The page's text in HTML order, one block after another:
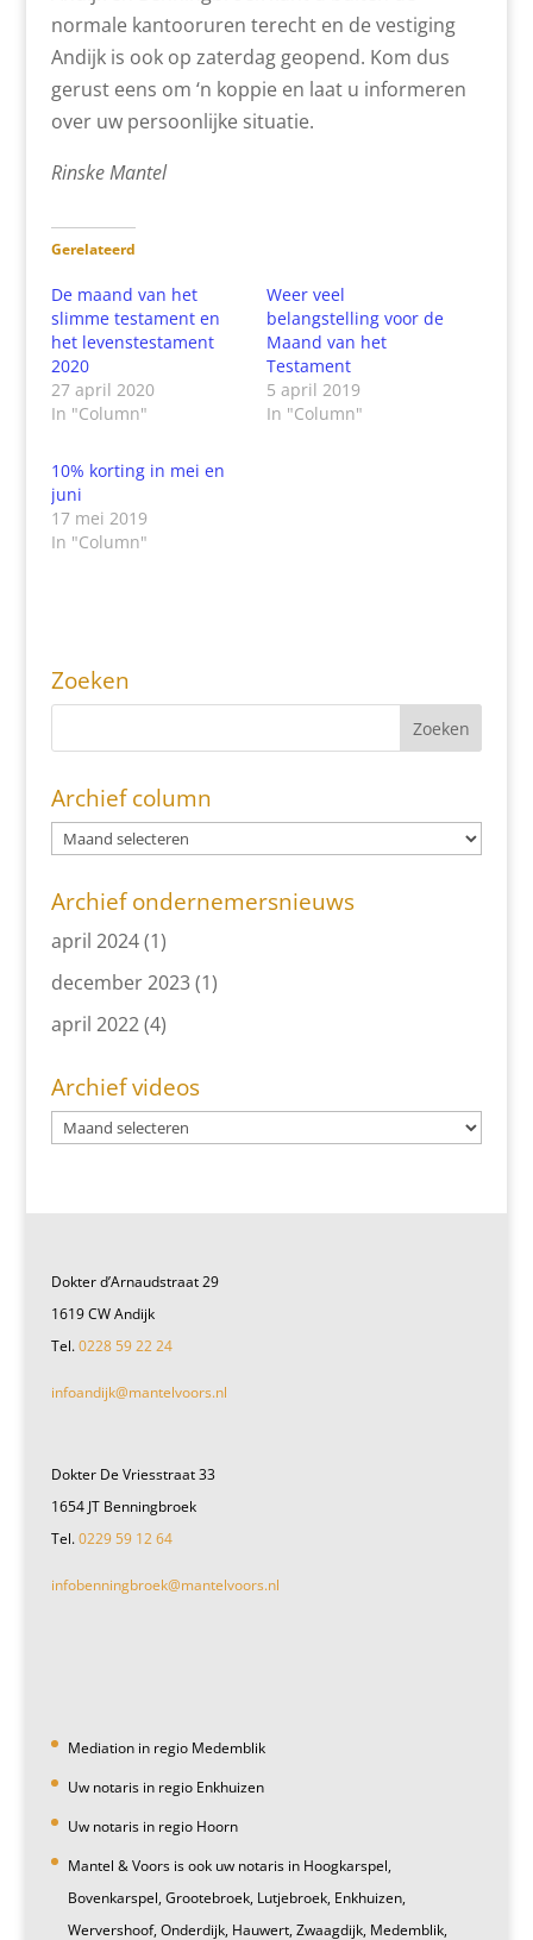
normale kantooruren terecht en de vestiging
Andijk is ook op zaterdag geopend. Kom dus
gerust eens om ‘n koppie en laat u informeren
over uw persoonlijke situatie.
Rinske Mantel
Gerelateerd
De maand van het
slimme testament en
het levenstestament
2020
27 april 2020
In "Column"
Weer veel
belangstelling voor de
Maand van het
Testament
5 april 2019
In "Column"
10% korting in mei en
juni
17 mei 2019
In "Column"
Zoeken
Archief column
Archief ondernemersnieuws
april 2024(1)
december 2023(1)
april 2022(4)
Archief videos
Dokter d’Arnaudstraat 29
1619 CW Andijk
Tel.0228 59 22 24
infoandijk@mantelvoors.nl
Dokter De Vriesstraat 33
1654 JT Benningbroek
Tel.0229 59 12 64
infobenningbroek@mantelvoors.nl
Mediation in regio Medemblik
Uw notaris in regio Enkhuizen
Uw notaris in regio Hoorn
Mantel & Voors is ook uw notaris in Hoogkarspel,
Bovenkarspel, Grootebroek, Lutjebroek, Enkhuizen,
Wervershoof, Onderdijk, Hauwert, Zwaagdijk, Medemblik,